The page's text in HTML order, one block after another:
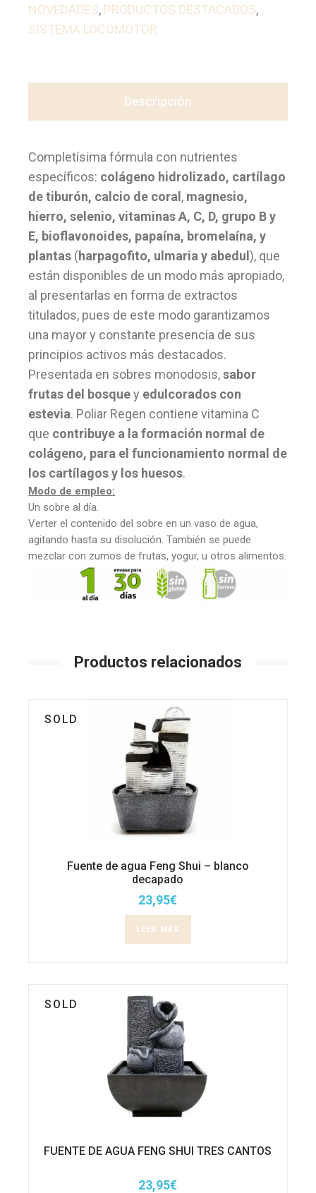
NOVEDADES, PRODUCTOS DESTACADOS,
SISTEMA LOCOMOTOR
Descripción
Completísima fórmula con nutrientes
específicos: colágeno hidrolizado, cartílago
de tiburón, calcio de coral , magnesio,
hierro, selenio, vitaminas A, C, D, grupo B y
E, bioflavonoides, papaína, bromelaína, y
plantas (harpagofito, ulmaria y abedul), que
están disponibles de un modo más apropiado,
al presentarlas en forma de extractos
titulados, pues de este modo garantizamos
una mayor y constante presencia de sus
principios activos más destacados.
Presentada en sobres monodosis,sabor
frutas del bosquey edulcorados con
estevia. Poliar Regen contiene vitamina C
que contribuye a la formación normal de
colágeno, para el funcionamiento normal de
los cartílagos y los huesos.
Modo de empleo:
Un sobre al día.
Verter el contenido del sobre en un vaso de agua,
agitando hasta su disolución. También se puede
mezclar con zumos de frutas, yogur, u otros alimentos.
Productos relacionados
SOLD
Fuente de agua Feng Shui – blanco
decapado
23,95€
LEER MÁS
SOLD
FUENTE DE AGUA FENG SHUI TRES CANTOS
23,95€